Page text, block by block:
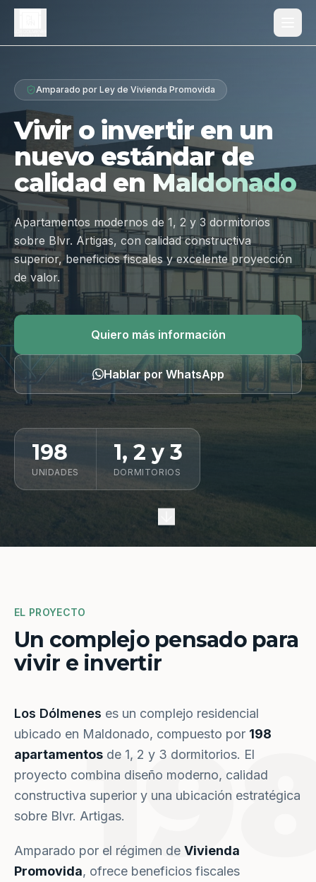
Proyecto
Diferenciales
Tipologías
Galería
Ubicación
Contacto
Hablar por WhatsApp
Amparado por Ley de Vivienda Promovida
Vivir o invertir en un
nuevo estándar de
calidad en Maldonado
Apartamentos modernos de 1, 2 y 3 dormitorios
sobre Blvr. Artigas, con calidad constructiva
superior, beneficios fiscales y excelente proyección
de valor.
Quiero más información
Hablar por WhatsApp
198
UNIDADES
1, 2 y 3
DORMITORIOS
EL PROYECTO
Un complejo pensado para
vivir e invertir
Los Dólmenes es un complejo residencial
ubicado en Maldonado, compuesto por 198
apartamentos de 1, 2 y 3 dormitorios. El
proyecto combina diseño moderno, calidad
constructiva superior y una ubicación estratégica
sobre Blvr. Artigas.
Amparado por el régimen de Vivienda
Promovida, ofrece beneficios fiscales